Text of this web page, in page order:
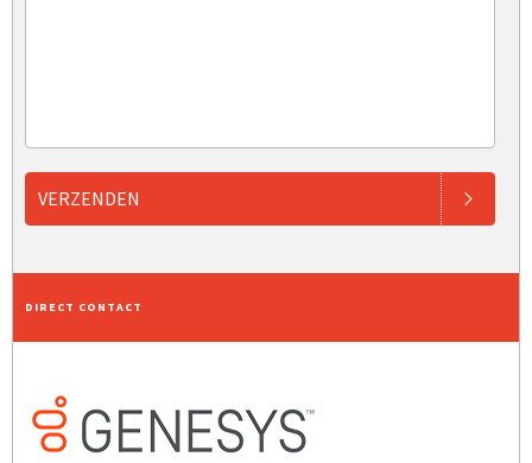
VERZENDEN
DIRECT CONTACT